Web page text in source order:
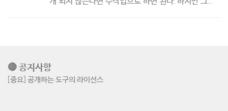
🔴 공지사항
[중요] 공개하는 도구의 라이선스